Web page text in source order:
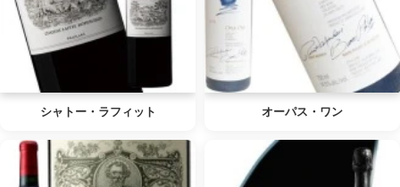
シャトー・ラフィット オーパス・ワン